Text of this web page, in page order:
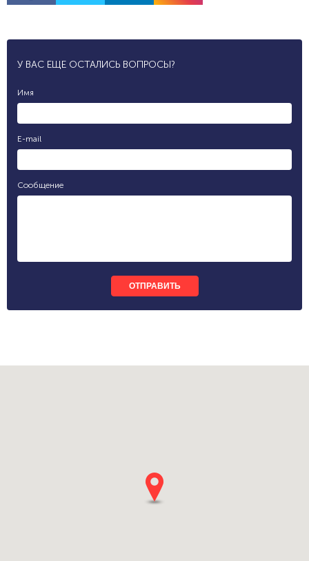
У ВАС ЕЩЕ ОСТАЛИСЬ ВОПРОСЫ?
Имя
E-mail
Сообщение
ОТПРАВИТЬ